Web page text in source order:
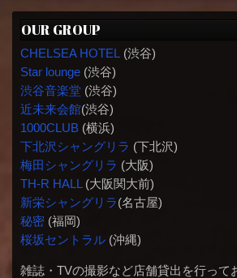
OUR GROUP
CHELSEA HOTEL (渋谷)
Star lounge(渋谷)
渋谷音楽堂(渋谷)
近未来会館(渋谷)
1000CLUB(横浜)
下北沢シャングリラ (下北沢)
梅田シャングリラ (大阪)
TH-R HALL(大阪関大前)
新栄シャングリラ(名古屋)
秘密(福岡)
桜坂セントラル(沖縄)
雑誌・TVの撮影など店舗貸出を行って